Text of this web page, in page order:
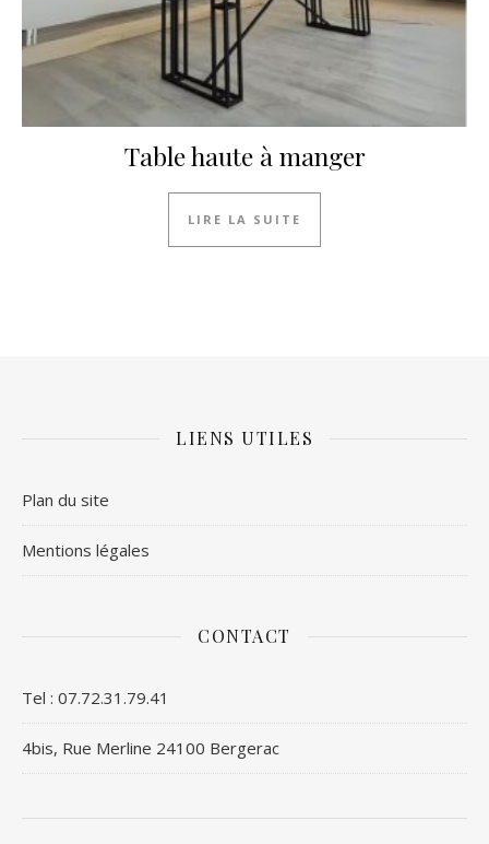
Table haute à manger
LIRE LA SUITE
LIENS UTILES
Plan du site
Mentions légales
CONTACT
Tel : 07.72.31.79.41
4bis, Rue Merline 24100 Bergerac